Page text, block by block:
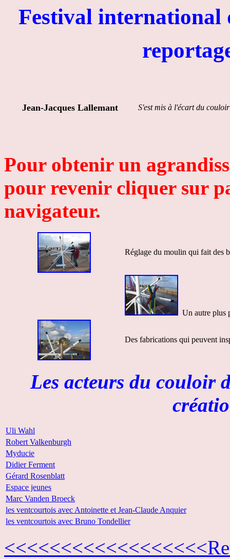
Festival international
reportage
Jean-Jacques Lallemant S'est mis à l'écart du
Pour obtenir un
pour revenir cliquer sur
navigateur.
Réglage du moulin qui fait des
Un autre plus
Des fabrications qui peuvent
Les acteurs du couloir
Uli Wahl
Robert Valkenburgh
Myducie
Didier Ferment
Gérard Rosenblatt
Espace jeunes
Marc Vanden Broeck
les ventcourtois avec Antoinette et Jean-Claude Anquier
les ventcourtois avec Bruno Tondellier